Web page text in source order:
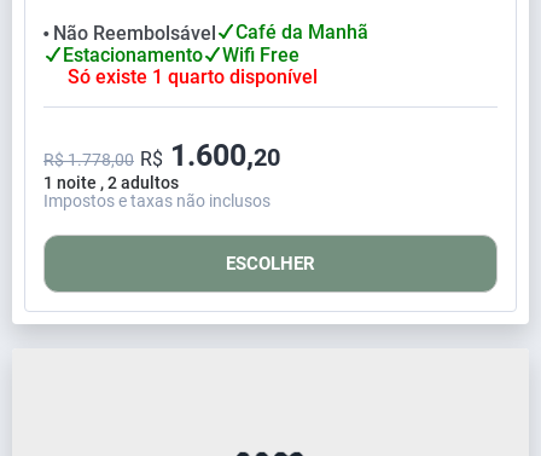
⬤ Não Reembolsável
Café da Manhã
Estacionamento
Wifi Free
Só existe 1 quarto disponível
1 noite , 2 adultos
R$ 1.778,00 R$ 1.600,20
Impostos e taxas não inclusos
ESCOLHER